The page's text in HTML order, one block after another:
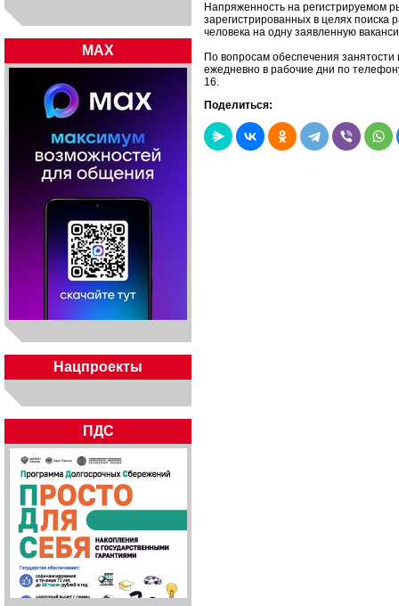
MAX
Нацпроекты
ПДС
Напряженность на регистрируемом
зарегистрированных в целях
человека на одну заявленную
По вопросам обеспечения
ежедневно в рабочие дни по
16.
Поделиться: